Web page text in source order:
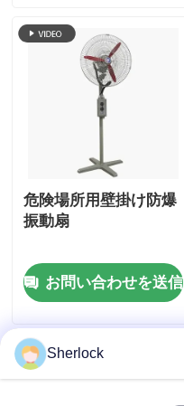
危険場所用壁掛け防爆
振動扇
お問い合わせを送信
Sherlock